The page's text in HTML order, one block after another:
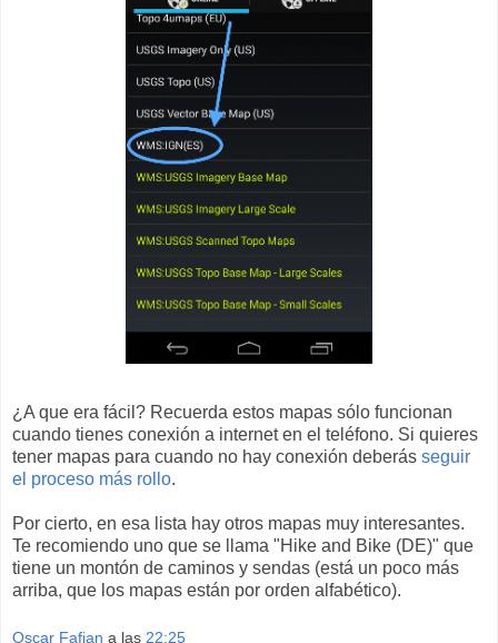
¿A que era fácil? Recuerda estos mapas sólo funcionan
cuando tienes conexión a internet en el teléfono. Si quieres
tener mapas para cuando no hay conexión deberás seguir
el proceso más rollo.
Por cierto, en esa lista hay otros mapas muy interesantes.
Te recomiendo uno que se llama "Hike and Bike (DE)" que
tiene un montón de caminos y sendas (está un poco más
arriba, que los mapas están por orden alfabético).
Oscar Fafian a las 22:25